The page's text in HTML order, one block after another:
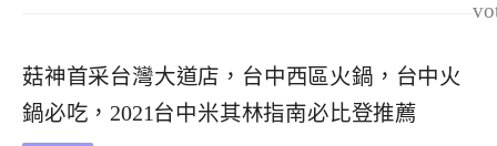
菇神首采台灣大道店，台中西區火鍋，台中火
鍋必吃，2021台中米其林指南必比登推薦